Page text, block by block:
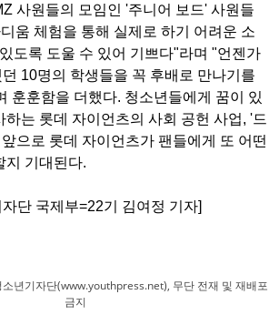
사원들의 모임인 '주니어 보드' 사원들
움 체험을 통해 실제로 하기 어려운 소
도록 도울 수 있어 기쁘다"라며 "언젠가
10명의 학생들을 꼭 후배로 만나기를
훈훈함을 더했다. 청소년들에게 꿈이 있
하는 롯데 자이언츠의 사회 공헌 사업, '드
으로 롯데 자이언츠가 팬들에게 또 어떤
지 기대된다.
단 국제부=22기 김여정 기자]
년기자단(www.youthpress.net), 무단 전재 및 재배포
금지